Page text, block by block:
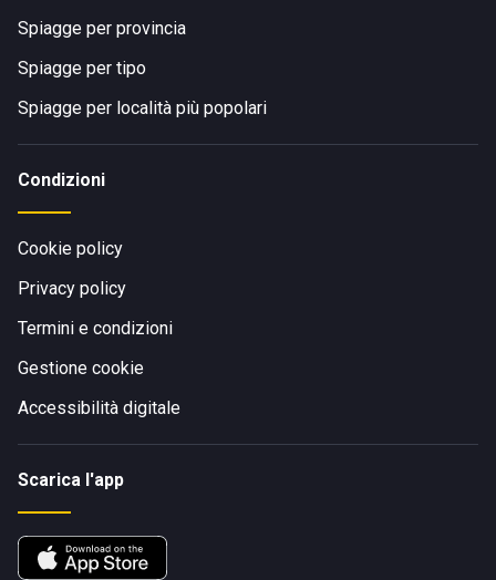
Spiagge per provincia
Spiagge per tipo
Spiagge per località più popolari
Condizioni
Cookie policy
Privacy policy
Termini e condizioni
Gestione cookie
Accessibilità digitale
Scarica l'app